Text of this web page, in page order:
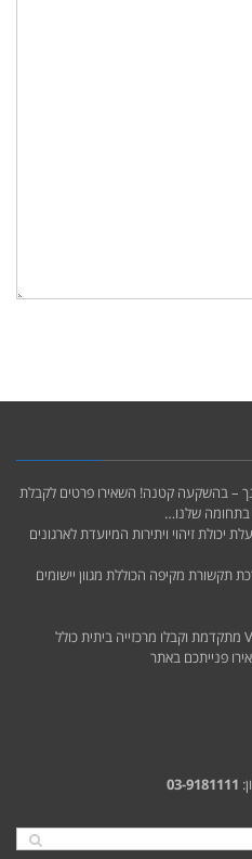
– בהשקעה קטנה! השאירו פרטים לקבלת
שלנו…
זיהוי ויתירות המיועדת לארגונים
תקשורת מקיפה הכוללת מגוון יישומים
לתקופה מוגבלת: רכשו מרכזיית VegaIP מתקדמת וקבלו מרכזייה ביתית כולל
פנייתכם באתר
03-9181111